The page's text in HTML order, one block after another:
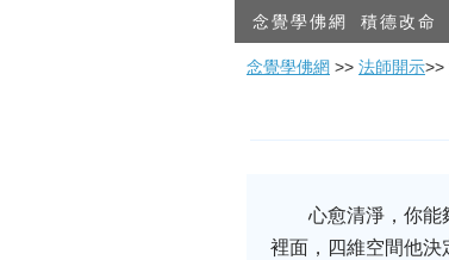
念覺學佛網 積德改命
念覺學佛網 >> 法師開示>>
心愈清淨，你能
裡面，四維空間他決